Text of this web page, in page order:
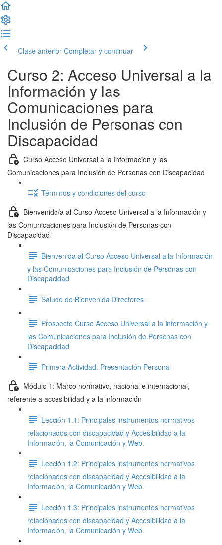
Clase anterior Completar y continuar
Curso 2: Acceso Universal a la
Información y las
Comunicaciones para
Inclusión de Personas con
Discapacidad
Curso Acceso Universal a la Información y las
Comunicaciones para Inclusión de Personas con Discapacidad
Términos y condiciones del curso
Bienvenido/a al Curso Acceso Universal a la Información y
las Comunicaciones para Inclusión de Personas con
Discapacidad
Bienvenida al Curso Acceso Universal a la Información
y las Comunicaciones para Inclusión de Personas con
Discapacidad
Saludo de Bienvenida Directores
Prospecto Curso Acceso Universal a la Información y
las Comunicaciones para Inclusión de Personas con
Discapacidad
Primera Actividad. Presentación Personal
Módulo 1: Marco normativo, nacional e internacional,
referente a accesibilidad y a la información
Lección 1.1: Principales instrumentos normativos
relacionados con discapacidad y Accesibilidad a la
Información, la Comunicación y Web.
Lección 1.2: Principales instrumentos normativos
relacionados con discapacidad y Accesibilidad a la
Información, la Comunicación y Web.
Lección 1.3: Principales instrumentos normativos
relacionados con discapacidad y Accesibilidad a la
Información, la Comunicación y Web.